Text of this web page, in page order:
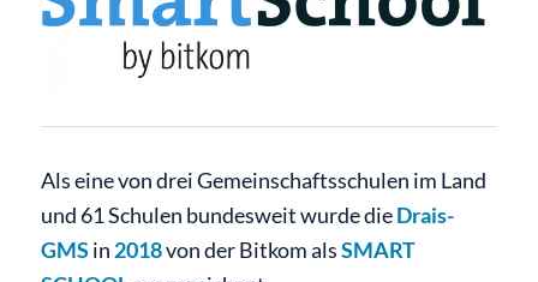
Als eine von drei Gemeinschaftsschulen im Land
und 61 Schulen bundesweit wurde dieDrais-
GMS in 2018von der Bitkom alsSMART